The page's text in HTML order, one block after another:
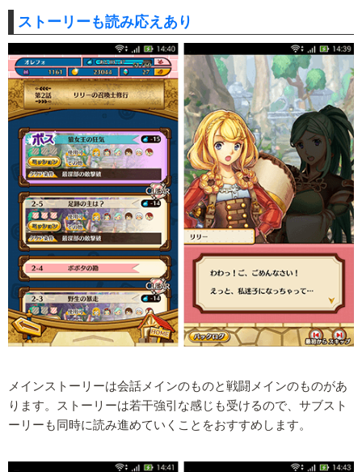
ストーリーも読み応えあり
メインストーリーは会話メインのものと戦闘メインのものがあ
ります。ストーリーは若干強引な感じも受けるので、サブスト
ーリーも同時に読み進めていくことをおすすめします。